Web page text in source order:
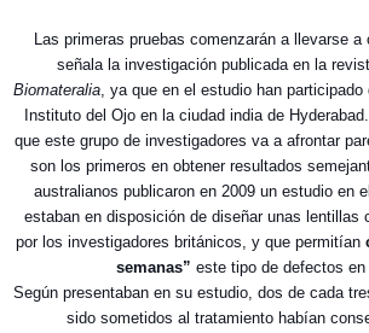
Las primeras pruebas comenzarán a llevarse
señala la investigación publicada en la
Biomateralia, ya que en el estudio han
Instituto del Ojo en la ciudad india de
que este grupo de investigadores va a afrontar
son los primeros en obtener resultados
australianos publicaron en 2009 un estudio en
estaban en disposición de diseñar unas lentillas
por los investigadores británicos, y que permitían
semanas” este tipo de defectos
Según presentaban en su estudio, dos de cada
sido sometidos al tratamiento habían